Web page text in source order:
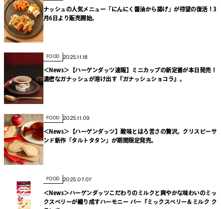
ナッシュの人気メニュー「にんにく醤油から揚げ」が待望の復活！3
月6日より販売開始。
FOOD 2025.11.18
＜News＞【ハーゲンダッツ速報】ミニカップの新定番が本日発売！
濃密なガナッシュが溶け出す『ガナッシュショコラ』。
FOOD 2025.11.09
＜News＞【ハーゲンダッツ】酸味とほろ苦さの贅沢。クリスピーサ
ンド新作「タルトタタン」が期間限定発売。
FOOD 2025.07.07
＜News＞ハーゲンダッツこだわりのミルクと爽やかな味わいのミッ
クスベリーが織り成すハーモニー バー『ミックスベリー＆ミルク ク